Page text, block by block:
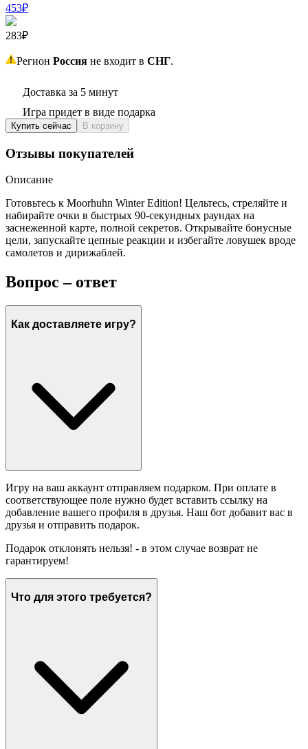
453₽
283₽
Регион Россия не входит в СНГ.
Доставка за 5 минут
Игра придет в виде подарка
Купить сейчас В корзину
Отзывы покупателей
Описание
Готовьтесь к Moorhuhn Winter Edition! Цельтесь, стреляйте и
набирайте очки в быстрых 90‑секундных раундах на
заснеженной карте, полной секретов. Открывайте бонусные
цели, запускайте цепные реакции и избегайте ловушек вроде
самолетов и дирижаблей.
Вопрос – ответ
Как доставляете игру?
Игру на ваш аккаунт отправляем подарком. При оплате в
соответствующее поле нужно будет вставить ссылку на
добавление вашего профиля в друзья. Наш бот добавит вас в
друзья и отправить подарок.
Подарок отклонять нельзя! - в этом случае возврат не
гарантируем!
Что для этого требуется?